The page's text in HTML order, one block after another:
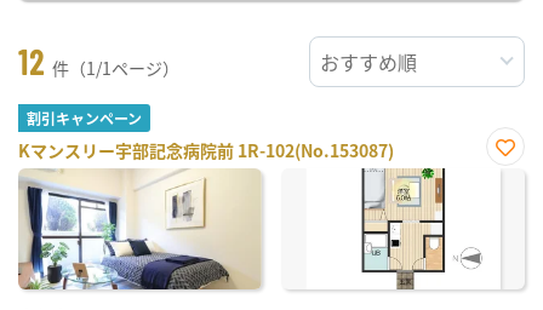
12 件（1/1ページ）
割引キャンペーン
Kマンスリー宇部記念病院前 1R-102(No.153087)
お気